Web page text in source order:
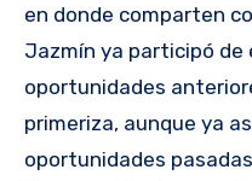
en donde comparten
Jazmín ya participó
oportunidades
primeriza, aunque ya
oportunidades